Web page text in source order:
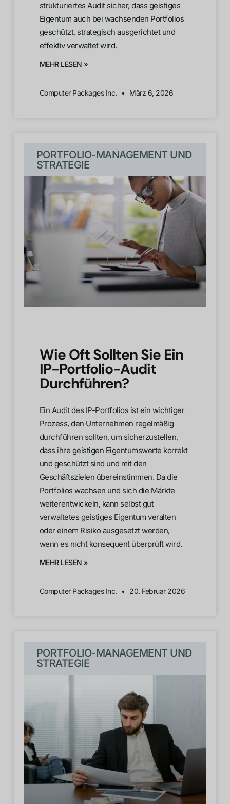
strukturiertes Audit sicher, dass geistiges
Eigentum auch bei wachsenden Portfolios
geschützt, strategisch ausgerichtet und
effektiv verwaltet wird.
MEHR LESEN »
Computer Packages Inc. März 6, 2026
PORTFOLIO-MANAGEMENT UND
STRATEGIE
Wie Oft Sollten Sie Ein
IP-Portfolio-Audit
Durchführen?
Ein Audit des IP-Portfolios ist ein wichtiger
Prozess, den Unternehmen regelmäßig
durchführen sollten, um sicherzustellen,
dass ihre geistigen Eigentumswerte korrekt
und geschützt sind und mit den
Geschäftszielen übereinstimmen. Da die
Portfolios wachsen und sich die Märkte
weiterentwickeln, kann selbst gut
verwaltetes geistiges Eigentum veralten
oder einem Risiko ausgesetzt werden,
wenn es nicht konsequent überprüft wird.
MEHR LESEN »
Computer Packages Inc. 20. Februar 2026
PORTFOLIO-MANAGEMENT UND
STRATEGIE